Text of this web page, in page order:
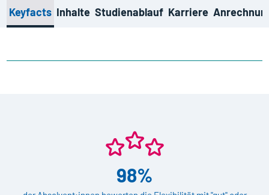
Keyfacts Inhalte Studienablauf Karriere
98%